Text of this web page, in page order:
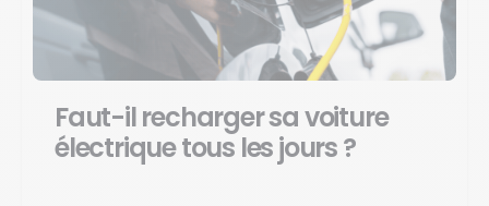
Faut-il recharger sa voiture
électrique tous les jours ?